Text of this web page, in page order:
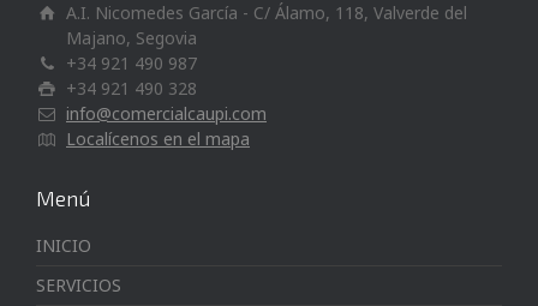
A.I. Nicomedes García - C/ Álamo, 118, Valverde del
Majano, Segovia
+34 921 490 987
+34 921 490 328
info@comercialcaupi.com
Localícenos en el mapa
Menú
INICIO
SERVICIOS